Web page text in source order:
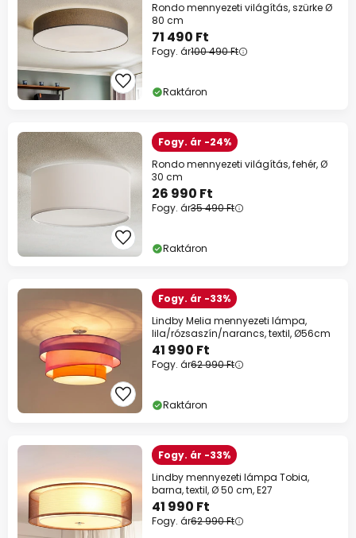
Rondo mennyezeti világítás, szürke Ø
80 cm
71 490 Ft
Fogy. ár100 490 Ft
Raktáron
Fogy. ár -24%
Rondo mennyezeti világítás, fehér, Ø
30 cm
26 990 Ft
Fogy. ár35 490 Ft
Raktáron
Fogy. ár -33%
Lindby Melia mennyezeti lámpa,
lila/rózsaszín/narancs, textil, Ø56cm
41 990 Ft
Fogy. ár62 990 Ft
Raktáron
Fogy. ár -33%
Lindby mennyezeti lámpa Tobia,
barna, textil, Ø 50 cm, E27
41 990 Ft
Fogy. ár62 990 Ft